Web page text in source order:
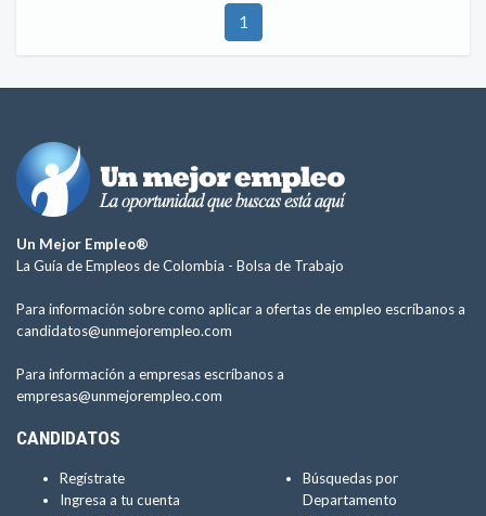
1
Un Mejor Empleo®
La Guía de Empleos de Colombia - Bolsa de Trabajo
Para información sobre como aplicar a ofertas de empleo escríbanos a
candidatos@unmejorempleo.com
Para información a empresas escríbanos a
empresas@unmejorempleo.com
CANDIDATOS
Regístrate
Ingresa a tu cuenta
Búsquedas por
Departamento